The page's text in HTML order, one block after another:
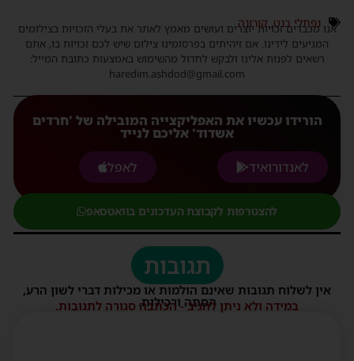
נפתלי בנט, קורונה
אנו מכבדים זכויות יוצרים ועושים מאמץ לאתר את בעלי הזכויות בצילומים
המגיעים לידינו. אם זיהיתים בפרסומינו צילום שיש לכם זכויות בו, אתם
רשאים לפנות אלינו ולבקש לחדול מהשימוש באמצעות כתובת המייל:
haredim.ashdod@gmail.com
הורידו עכשיו את האפליקצייה המובילה של 'חרדים
אשדוד' אליכם לנייד
לאנדורואיד
לאפל
להצטרפות לקבוצת העדכונים בוואטסאפ
תגובות
אין לשלוח תגובות שאינם הולמות או מכילות דברי לשון הרע,
הסתה ורכילות.
במידה ולא ניתן להגיב - הכתבה סגורה לתגובות.